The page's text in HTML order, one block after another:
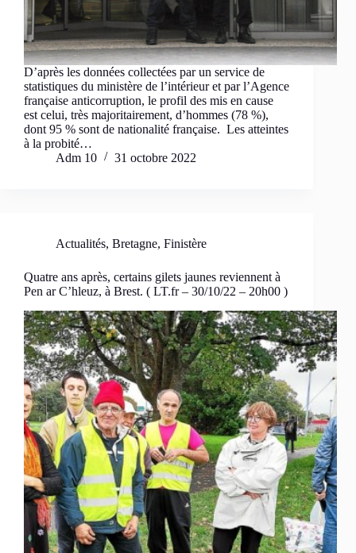
D’après les données collectées par un service de
statistiques du ministère de l’intérieur et par l’Agence
française anticorruption, le profil des mis en cause
est celui, très majoritairement, d’hommes (78 %),
dont 95 % sont de nationalité française. Les atteintes
à la probité…
Adm 10
31 octobre 2022
Actualités, Bretagne, Finistère
Quatre ans après, certains gilets jaunes reviennent à
Pen ar C’hleuz, à Brest. ( LT.fr – 30/10/22 – 20h00 )